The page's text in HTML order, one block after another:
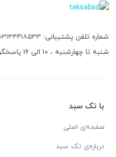
شماره تلفن پشتیبانی:
شنبه تا چهارشنبه ، ۱۰ الی ۱۶ پاسخگوی شما هستیم
با تک سبد
صفحه‌ی اصلی
درباره‌ی تک سبد